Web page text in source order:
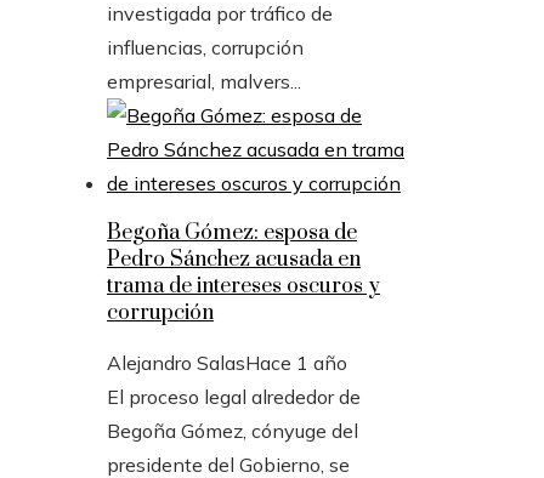
investigada por tráfico de
influencias, corrupción
empresarial, malvers...
Begoña Gómez: esposa de
Pedro Sánchez acusada en
trama de intereses oscuros y
corrupción
Alejandro SalasHace 1 año
El proceso legal alrededor de
Begoña Gómez, cónyuge del
presidente del Gobierno, se